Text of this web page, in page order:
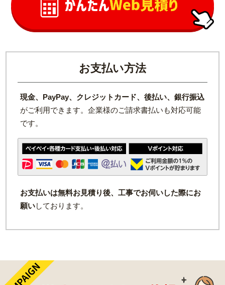
お支払い方法
現金、PayPay、クレジットカード、後払い、銀行振込
がご利用できます。企業様のご請求書払いも対応可能
です。
お支払いは無料お見積り後、工事でお伺いした際にお
願いしております。